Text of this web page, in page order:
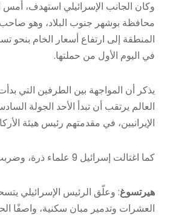
وكان الجانب الإسرائيلي استهدف،
محافظة بوشهر جنوب البلاد، وهو
المنطقة إلى ارتفاع أسعار الخام بنحو
في اليوم الأول من حملتها.
يذكر أن المواجهة بين الطرفين التي
العالم يرتقب أن تبدأ الأحد الجولة
الإيرانيين، في مقدمتهم رئيس هيئة
كما اغتالت إسرائيل 9 علماء ذرة، وضربت منشآت النووي في مختلف أنحاء إيران، على رأسها نطنز وأصفهان وفوردو أيضا.
هيرتسوغ: وعلّق الرئيس الإسرائيلي
العشرات وتدمير مبان سكنية، واصفًا